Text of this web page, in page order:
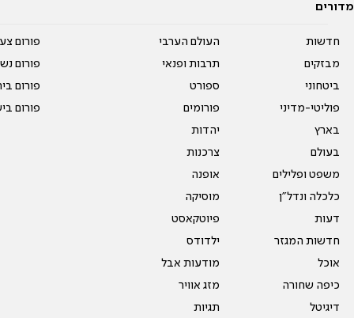
מדורים
חדשות
מבזקים
ביטחוני
פוליטי-מדיני
בארץ
בעולם
משפט ופלילים
כלכלה ונדל"ן
דעות
חדשות המגזר
אוכל
כיפה שחורה
דיגיטל
העולם הערבי
תרבות ופנאי
ספורט
פורומים
יהדות
צרכנות
אופנה
מוסיקה
פיוטקאסט
ילדודס
מודעות אבל
מזג אוויר
תגיות
פורום
פורום
פורום
פורום